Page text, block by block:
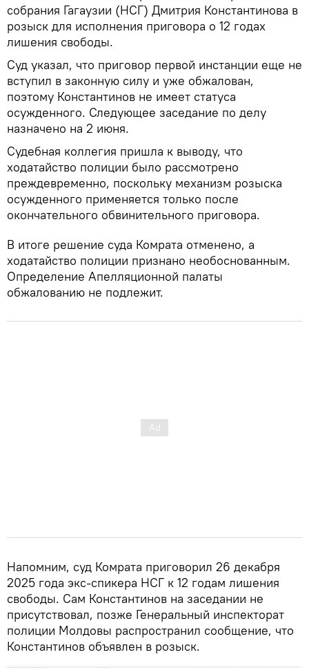
собрания Гагаузии (НСГ) Дмитрия Константинова в
розыск для исполнения приговора о 12 годах
лишения свободы.
Суд указал, что приговор первой инстанции еще не
вступил в законную силу и уже обжалован,
поэтому Константинов не имеет статуса
осужденного. Следующее заседание по делу
назначено на 2 июня.
Судебная коллегия пришла к выводу, что
ходатайство полиции было рассмотрено
преждевременно, поскольку механизм розыска
осужденного применяется только после
окончательного обвинительного приговора.
В итоге решение суда Комрата отменено, а
ходатайство полиции признано необоснованным.
Определение Апелляционной палаты
обжалованию не подлежит.
Напомним, суд Комрата приговорил 26 декабря
2025 года экс-спикера НСГ к 12 годам лишения
свободы. Сам Константинов на заседании не
присутствовал, позже Генеральный инспекторат
полиции Молдовы распространил сообщение, что
Константинов объявлен в розыск.